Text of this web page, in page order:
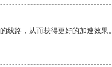
路，从而获得更好的加速效果。